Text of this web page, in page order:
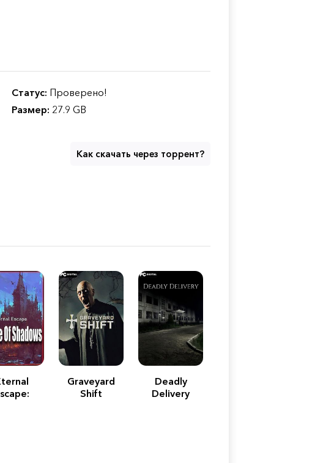
Статус: Проверено!
Размер: 27.9 GB
Как скачать через торрент?
Graveyard
Shift
Deadly
Delivery